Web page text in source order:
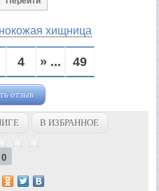
хищница
4 » ... 49
отзыв
В ИЗБРАННОЕ
0